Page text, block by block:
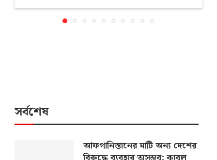
সর্বশেষ
আফগানিস্তানের মাটি অন্য দেশের